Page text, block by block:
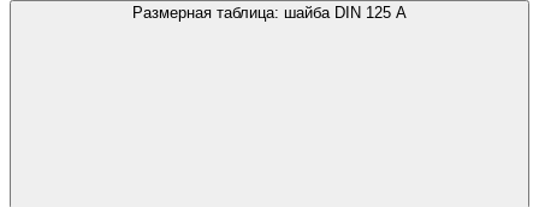
Размерная таблица: шайба DIN 125 A